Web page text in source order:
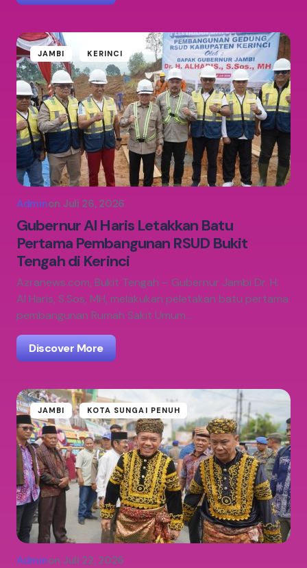
JAMBI KERINCI
Adminon Juli 26, 2026
Gubernur Al Haris Letakkan Batu
Pertama Pembangunan RSUD Bukit
Tengah di Kerinci
Azranews.com, Bukit Tengah – Gubernur Jambi Dr. H.
Al Haris, S.Sos, MH, melakukan peletakan batu pertama
pembangunan Rumah Sakit Umum…
Discover More
JAMBI KOTA SUNGAI PENUH
Adminon Juli 22, 2026